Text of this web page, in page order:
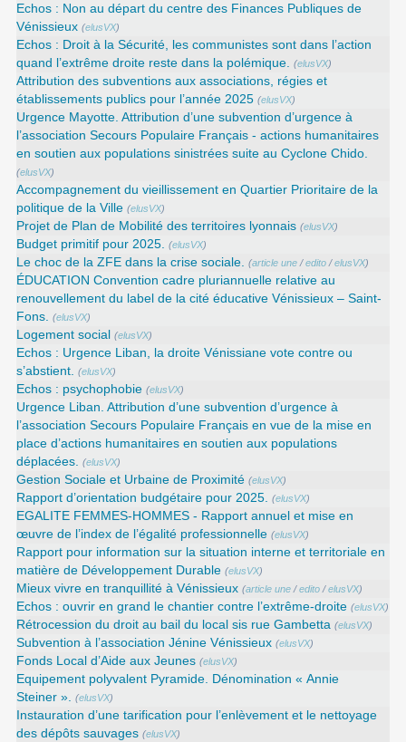
Echos : Non au départ du centre des Finances Publiques de
Vénissieux (elusVX)
Echos : Droit à la Sécurité, les communistes sont dans l’action
quand l’extrême droite reste dans la polémique.
(elusVX)
Attribution des subventions aux associations, régies et
établissements publics pour l’année 2025 (elusVX)
Urgence Mayotte. Attribution d’une subvention d’urgence à
l’association Secours Populaire Français - actions humanitaires
en soutien aux populations sinistrées suite au Cyclone Chido.
(elusVX)
Accompagnement du vieillissement en Quartier Prioritaire de la
politique de la Ville (elusVX)
Projet de Plan de Mobilité des territoires lyonnais (elusVX)
Budget primitif pour 2025. (elusVX)
Le choc de la ZFE dans la crise sociale. (article une /edito /elusVX)
ÉDUCATION Convention cadre pluriannuelle relative au
renouvellement du label de la cité éducative Vénissieux – Saint-
Fons.
(elusVX)
Logement social (elusVX)
Echos : Urgence Liban, la droite Vénissiane vote contre ou
s’abstient.
(elusVX)
Echos : psychophobie (elusVX)
Urgence Liban. Attribution d’une subvention d’urgence à
l’association Secours Populaire Français en vue de la mise en
place d’actions humanitaires en soutien aux populations
déplacées.
(elusVX)
Gestion Sociale et Urbaine de Proximité (elusVX)
Rapport d’orientation budgétaire pour 2025. (elusVX)
EGALITE FEMMES-HOMMES - Rapport annuel et mise en
œuvre de l’index de l’égalité professionnelle (elusVX)
Rapport pour information sur la situation interne et territoriale en
matière de Développement Durable (elusVX)
Mieux vivre en tranquillité à Vénissieux (article une /edito /elusVX)
Echos : ouvrir en grand le chantier contre l’extrême-droite (elusVX)
Rétrocession du droit au bail du local sis rue Gambetta (elusVX)
Subvention à l’association Jénine Vénissieux (elusVX)
Fonds Local d’Aide aux Jeunes (elusVX)
Equipement polyvalent Pyramide. Dénomination « Annie
Steiner ».
(elusVX)
Instauration d’une tarification pour l’enlèvement et le nettoyage
des dépôts sauvages (elusVX)